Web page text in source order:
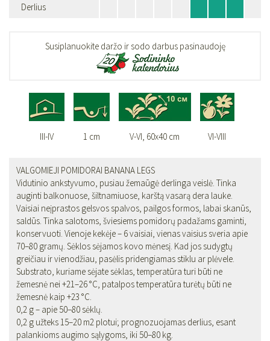
Derlius
Susiplanuokite daržo ir sodo darbus pasinaudoję
III-IV 1 cm V-VI, 60x40 cm VI-VIII
VALGOMIEJI POMIDORAI BANANA LEGS
Vidutinio ankstyvumo, pusiau žemaūgė derlinga veislė. Tinka
auginti balkonuose, šiltnamiuose, karštą vasarą dera lauke.
Vaisiai neįprastos gelsvos spalvos, pailgos formos, labai skanūs,
saldūs. Tinka salotoms, šviesiems pomidorų padažams gaminti,
konservuoti. Vienoje kekėje – 6 vaisiai, vienas vaisius sveria apie
70–80 gramų. Sėklos sėjamos kovo mėnesį. Kad jos sudygtų
greičiau ir vienodžiau, pasėlis pridengiamas stiklu ar plėvele.
Substrato, kuriame sėjate sėklas, temperatūra turi būti ne
žemesnė nei +21–26 °C, patalpos temperatūra turėtų būti ne
žemesnė kaip +23 °C.
0,2 g – apie 50–80 sėklų.
0,2 g užteks 15–20 m2 plotui; prognozuojamas derlius, esant
palankioms augimo sąlygoms, iki 50–80 kg.